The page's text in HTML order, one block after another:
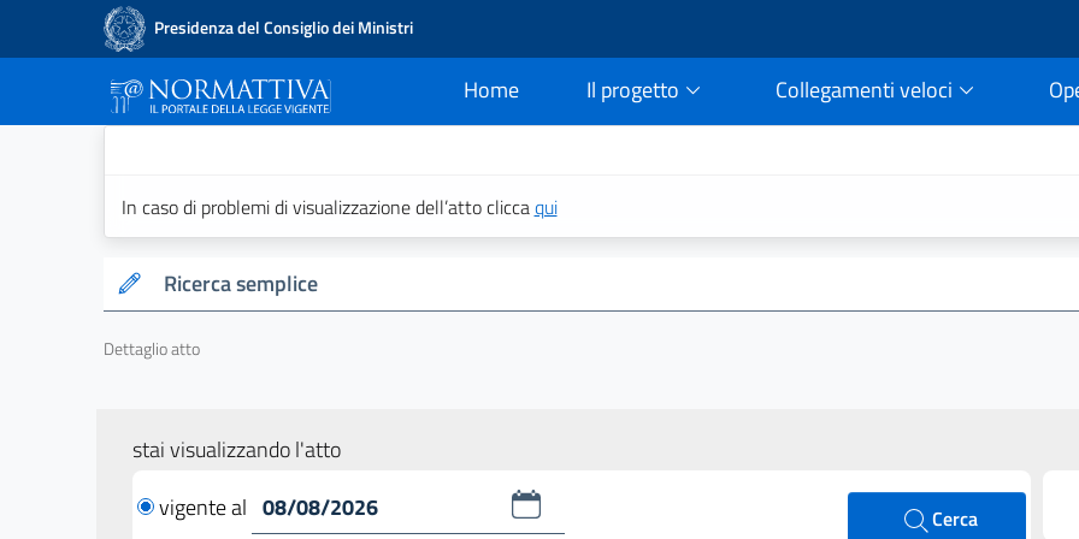
Presidenza del Consiglio dei Ministri
Home
current Il progetto Collegamenti veloci
In caso di problemi di visualizzazione dell’atto cliccaqui
Ricerca semplice
Dettaglio atto
stai visualizzando l'atto
vigente al
Cerca